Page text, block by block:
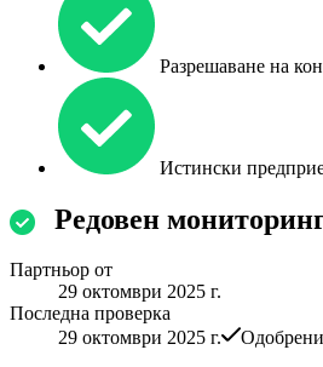
Разрешаване на
Истински
Редовен
Партньор от
29 октомври 2025 г.
Последна проверка
29 октомври 2025 г.
Одобрени